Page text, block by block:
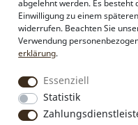
Sonderanfertigungen
Pressebereich
Kontakt & Impressum
Social Media
Instagram
Facebook
abgelehnt werden. Es besteht
Einwilligung zu einem
widerrufen. Beachten Sie
Verwendung
erklärung.
Essenziell
Statistik